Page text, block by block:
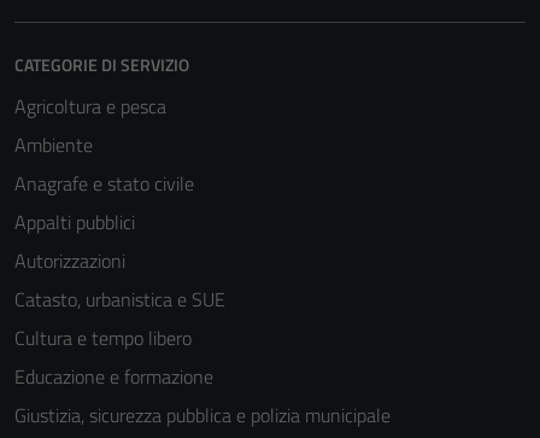
CATEGORIE DI SERVIZIO
Agricoltura e pesca
Ambiente
Anagrafe e stato civile
Appalti pubblici
Autorizzazioni
Catasto, urbanistica e SUE
Cultura e tempo libero
Educazione e formazione
Giustizia, sicurezza pubblica e polizia municipale